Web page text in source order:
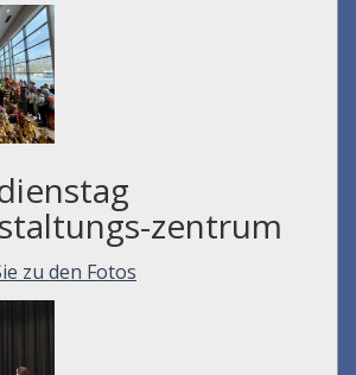
zentrum
zu den Fotos